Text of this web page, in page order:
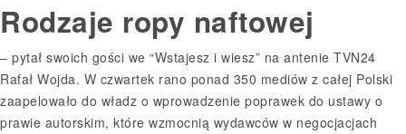
Rodzaje ropy naftowej
– pytał swoich gości we “Wstajesz i wiesz” na antenie TVN24
Rafał Wojda. W czwartek rano ponad 350 mediów z całej Polski
zaapelowało do władz o wprowadzenie poprawek do ustawy o
prawie autorskim, które wzmocnią wydawców w negocjacjach